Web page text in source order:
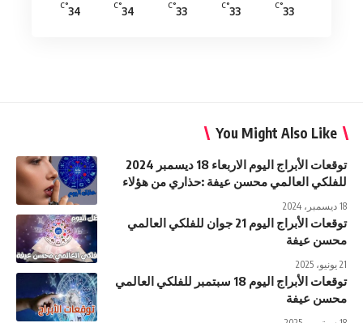
33
°C
33
°C
33
°C
34
°C
34
°C
You Might Also Like
توقعات الأبراج اليوم الاربعاء 18 ديسمبر 2024
للفلكي العالمي محسن عيفة :حذاري من هؤلاء
18 ديسمبر، 2024
توقعات الأبراج اليوم 21 جوان للفلكي العالمي
محسن عيفة
21 يونيو، 2025
توقعات الأبراج اليوم 18 سبتمبر للفلكي العالمي
محسن عيفة